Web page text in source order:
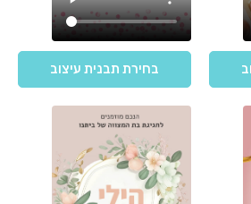
בחירת תבנית עיצוב